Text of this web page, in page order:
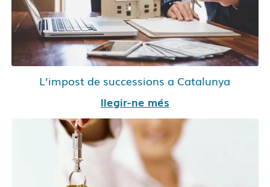
L’impost de successions a Catalunya
llegir-ne més